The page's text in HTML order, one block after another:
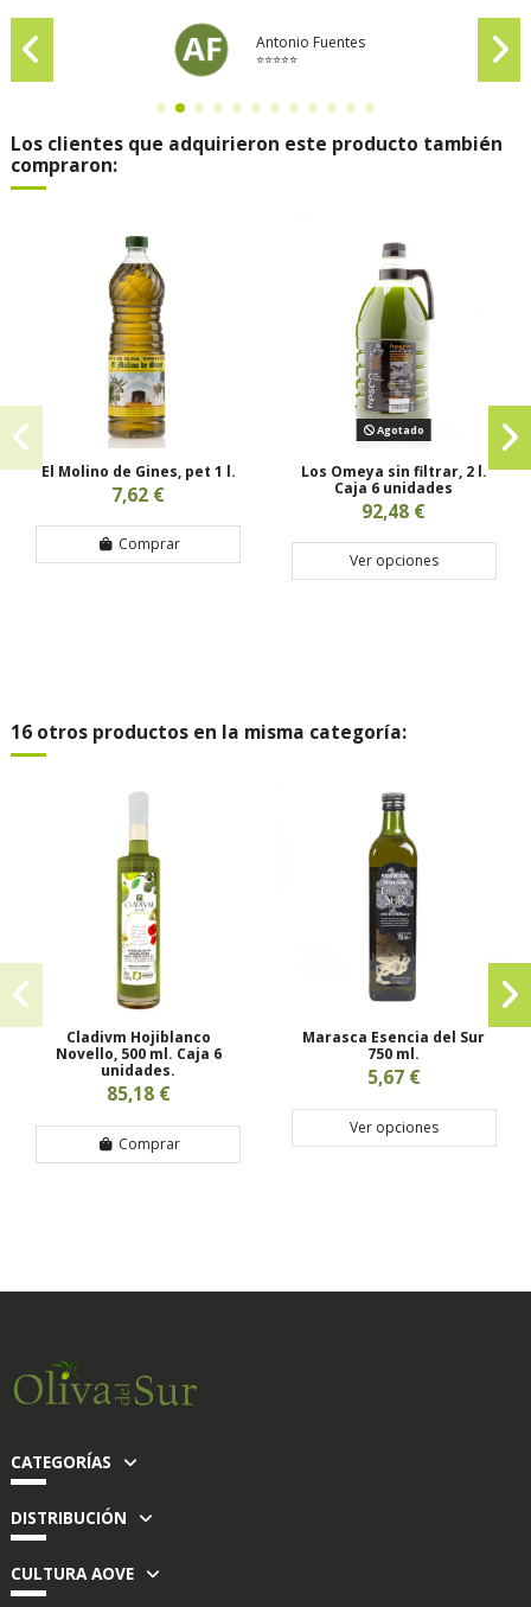
Antonio Fuentes
⭐⭐⭐⭐⭐
Los clientes que adquirieron este producto también
compraron:
El Molino de Gines, pet 1 l.
7,62 €
Comprar
Agotado
Los Omeya sin filtrar, 2 l.
Caja 6 unidades
92,48 €
Ver opciones
16 otros productos en la misma categoría:
Cladivm Hojiblanco
Novello, 500 ml. Caja 6
unidades.
85,18 €
Comprar
Marasca Esencia del Sur
750 ml.
5,67 €
Ver opciones
CATEGORÍAS
DISTRIBUCIÓN
CULTURA AOVE